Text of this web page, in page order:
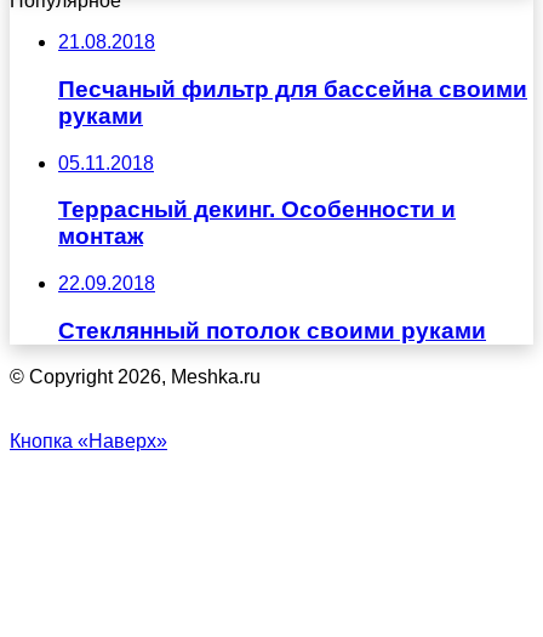
21.08.2018
Песчаный фильтр для бассейна своими
руками
05.11.2018
Террасный декинг. Особенности и
монтаж
22.09.2018
Стеклянный потолок своими руками
© Copyright 2026, Meshka.ru
Кнопка «Наверх»